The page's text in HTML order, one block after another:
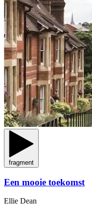
fragment
Een mooie toekomst
Ellie Dean